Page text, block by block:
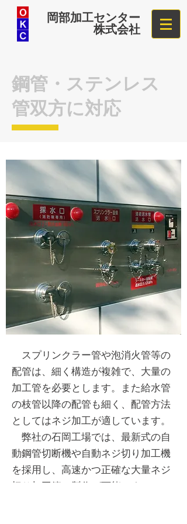
岡部加工センター
株式会社
鋼管・ステンレス
管双方に対応
スプリンクラー管や泡消火管等の
配管は、細く構造が複雑で、大量の
加工管を必要とします。また給水管
の枝管以降の配管も細く、配管方法
としてはネジ加工が適しています。
弊社の石岡工場では、最新式の自
動鋼管切断機や自動ネジ切り加工機
を採用し、高速かつ正確な大量ネジ
切り加工管の製作が可能です。